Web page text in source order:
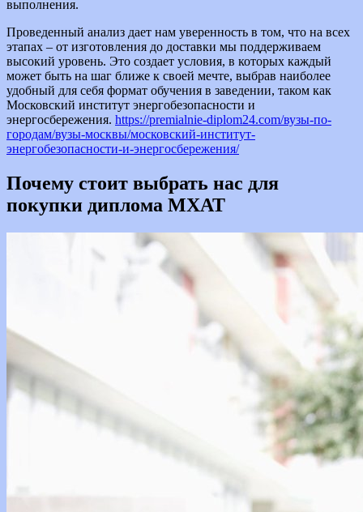
выполнения.
Проведенный анализ дает нам уверенность в том, что на всех
этапах – от изготовления до доставки мы поддерживаем
высокий уровень. Это создает условия, в которых каждый
может быть на шаг ближе к своей мечте, выбрав наиболее
удобный для себя формат обучения в заведении, таком как
Московский институт энергобезопасности и
энергосбережения. https://premialnie-diplom24.com/вузы-по-
городам/вузы-москвы/московский-институт-
энергобезопасности-и-энергосбережения/
Почему стоит выбрать нас для
покупки диплома МХАТ